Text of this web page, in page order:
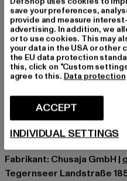
Gelegenheid: Alledaags,
Details: Merklogo,
Cut: Regelmatig
Merk: Weekend Offender
Kategori: T-Shirts
Kleur fabrikant: calcium
Materiële samenstelling:
Art.Nr: TS3A19-22320
Fabrikant: Chusaja GmbH |
Tegernseer Landstraße
save your preferences,
provide and measure
advertising. In addition, we
or to use cookies. This may
your data in the USA or other
the EU data protection
this, click on "Custom
agree to this. Data protection
ACCEPT
INDIVIDUAL SETTINGS